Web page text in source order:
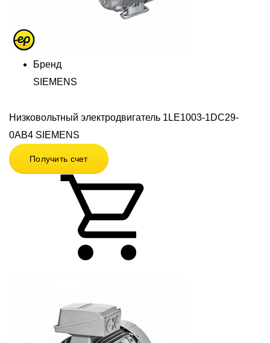
Бренд
SIEMENS
Низковольтный электродвигатель 1LE1003-1DC29-
0AB4 SIEMENS
Получить счет